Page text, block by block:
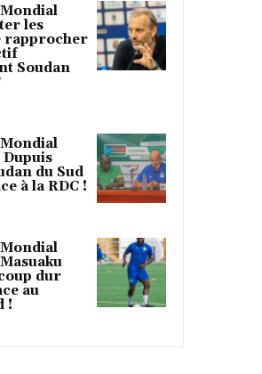
les
rapprocher
Soudan
Dupuis
du Sud
à la RDC !
dur
au
!